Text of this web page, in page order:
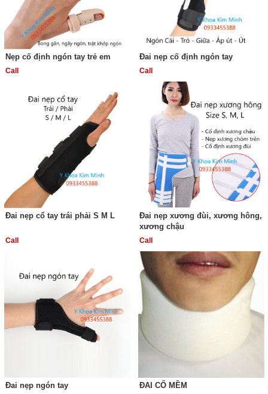
Nẹp cố định ngón tay trẻ em
Call
Đai nẹp cố định ngón tay
Call
Đai nẹp cổ tay trái phải S M L
Call
Đai nẹp xương đùi, xương hông,
xương chậu
Call
Đai nẹp ngón tay ĐAI CỔ MỀM